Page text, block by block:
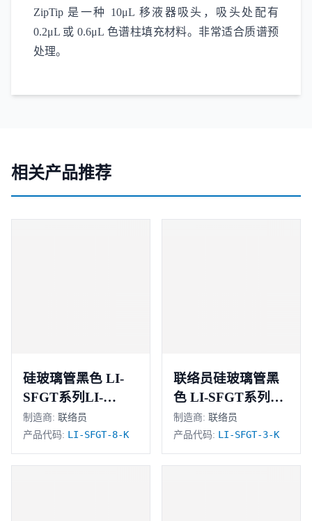
ZipTip 是一种 10μL 移液器吸头，吸头处配有
0.2μL 或 0.6μL 色谱柱填充材料。非常适合质谱预
处理。
相关产品推荐
硅玻璃管黑色 LI-
SFGT系列LI-
SFGT-8-K
制造商: 联络员
产品代码: LI-SFGT-8-K
联络员硅玻璃管黑
色 LI-SFGT系列LI-
SFGT-3-K
制造商: 联络员
产品代码: LI-SFGT-3-K